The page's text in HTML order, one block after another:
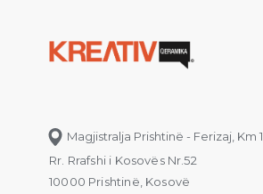
Magjistralja Prishtinë - Ferizaj, Km 1
Rr. Rrafshi i Kosovës Nr.52
10000 Prishtinë, Kosovë